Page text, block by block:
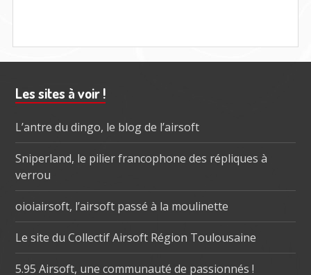
Barre
subsidiaire
Les sites à voir !
L’antre du dingo, le blog de l’airsoft
Sniperland, le pilier francophone des répliques à
verrou
oioiairsoft, l’airsoft passé à la moulinette
Le site du Collectif Airsoft Région Toulousaine
5.95 Airsoft, une communauté de passionnés !